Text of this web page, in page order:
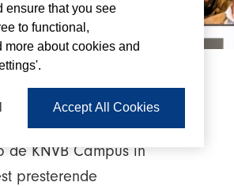
Trucks en FUSO in
KNVB Campus in
presterende
ensure that you see
to functional,
more about cookies and
Accept All Cookies